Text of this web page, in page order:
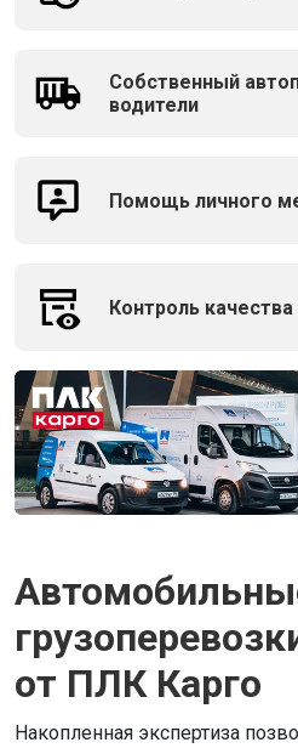
Собственный
водители
Помощь личного
Контроль качества
от ПЛК Карго
Накопленная экспертиза